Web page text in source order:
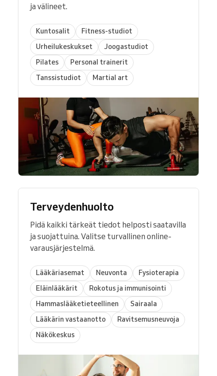
ja välineet.
Kuntosalit
Fitness-studiot
Urheilukeskukset
Joogastudiot
Pilates
Personal trainerit
Tanssistudiot
Martial art
Terveydenhuolto
Pidä kaikki tärkeät tiedot helposti saatavilla
ja suojattuina. Valitse turvallinen online-
varausjärjestelmä.
Lääkäriasemat Neuvonta
Fysioterapia
Eläinlääkärit
Rokotus ja immunisointi
Hammaslääketieteellinen
Sairaala
Lääkärin vastaanotto
Ravitsemusneuvoja
Näkökeskus